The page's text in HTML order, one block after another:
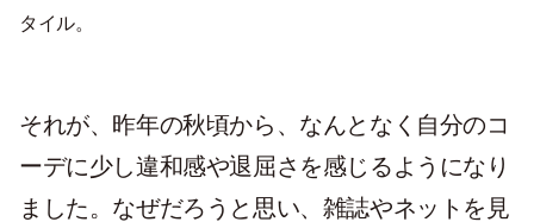
タイル。
それが、昨年の秋頃から、なんとなく自分のコ
ーデに少し違和感や退屈さを感じるようになり
ました。なぜだろうと思い、雑誌やネットを見